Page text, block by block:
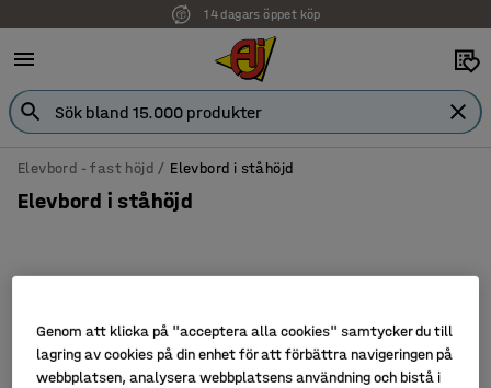
14 dagars öppet köp
Elevbord - fast höjd Elevbord i ståhöjd
Elevbord i ståhöjd
3 produkter
Genom att klicka på "acceptera alla cookies" samtycker du till
lagring av cookies på din enhet för att förbättra navigeringen på
webbplatsen, analysera webbplatsens användning och bistå i